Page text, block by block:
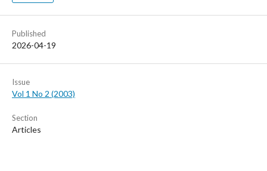
Published
2026-04-19
Issue
Vol 1 No 2 (2003)
Section
Articles